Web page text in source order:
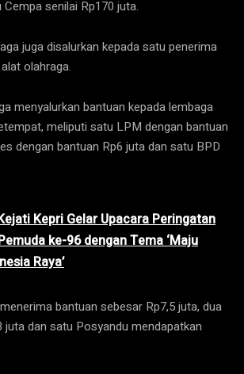
senilai Rp170 juta.
juga disalurkan kepada satu penerima
olahraga.
menyalurkan bantuan kepada lembaga
meliputi satu LPM dengan bantuan
dengan bantuan Rp6 juta dan satu BPD
Kepri Gelar Upacara Peringatan
ke-96 dengan Tema ‘Maju
Raya’
bantuan sebesar Rp7,5 juta, dua
juta dan satu Posyandu mendapatkan